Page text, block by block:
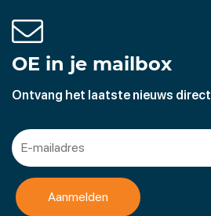
OE in je mailbox
Ontvang het laatste nieuws direct